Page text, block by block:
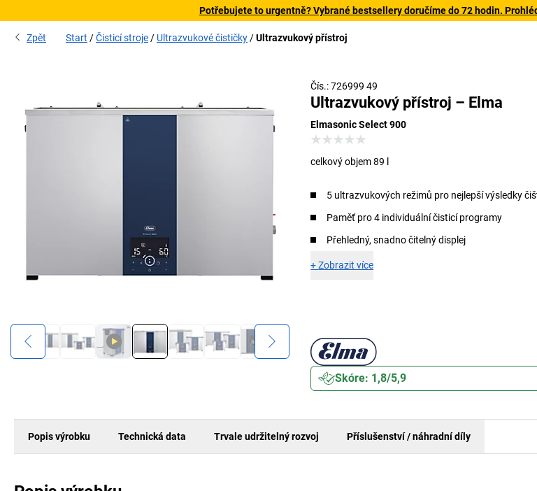
Potřebujete to urgentně? Vybrané bestsellery doručíme do 72 hodin.
Zpět Start Čisticí stroje Ultrazvukové čističky Ultrazvukový přístroj
Čís.: 726999 49
Ultrazvukový přístroj – Elma
Elmasonic Select 900
celkový objem 89 l
5 ultrazvukových režimů pro nejlepší výsledky
Paměť pro 4 individuální čisticí programy
Přehledný, snadno čitelný displej
+Zobrazit více
Skóre: 1,8/5,9
Popis výrobku Technická data Trvale udržitelný rozvoj Příslušenství / náhradní díly